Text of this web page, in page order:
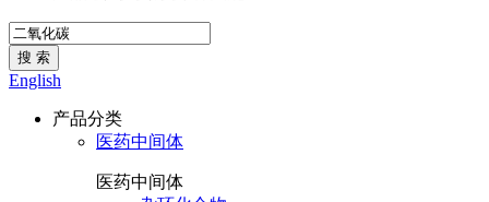
搜 索
English
产品分类
医药中间体
医药中间体